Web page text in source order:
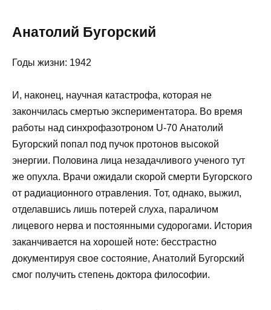
Анатолий Бугорский
Годы жизни: 1942
И, наконец, научная катастрофа, которая не
закончилась смертью экспериментатора. Во время
работы над синхрофазотроном U-70 Анатолий
Бугорский попал под пучок протонов высокой
энергии. Половина лица незадачливого ученого тут
же опухла. Врачи ожидали скорой смерти Бугорского
от радиационного отравления. Тот, однако, выжил,
отделавшись лишь потерей слуха, параличом
лицевого нерва и постоянными судорогами. История
заканчивается на хорошей ноте: бесстрастно
документируя свое состояние, Анатолий Бугорский
смог получить степень доктора философии.